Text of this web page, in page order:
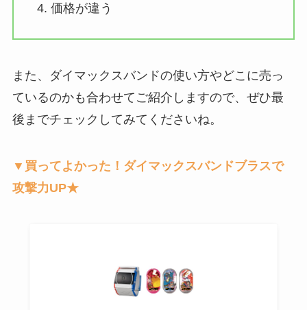
価格が違う
また、ダイマックスバンドの使い方やどこに売っ
ているのかも合わせてご紹介しますので、ぜひ最
後までチェックしてみてくださいね。
▼買ってよかった！ダイマックスバンドブラスで
攻撃力UP★